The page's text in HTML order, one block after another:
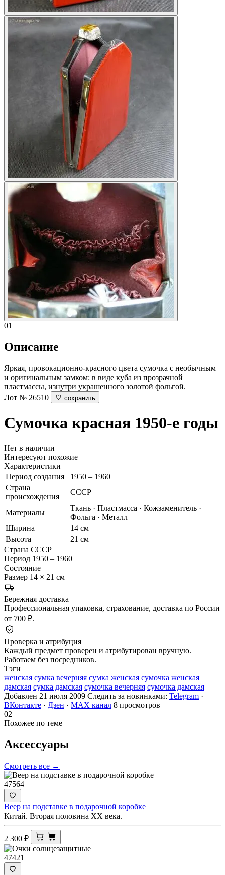
01
Описание
Яркая, провокационно-красного цвета сумочка с необычным
и оригинальным замком: в виде куба из прозрачной
пластмассы, изнутри украшенного золотой фольгой.
Лот № 26510
сохранить
Сумочка красная 1950-е годы
Нет в наличии
Интересуют похожие
Характеристики
Период создания
1950 – 1960
Страна
происхождения
СССР
Материалы
Ткань · Пластмасса · Кожзаменитель ·
Фольга · Металл
Ширина
14 см
Высота
21 см
Страна СССР
Период 1950 – 1960
Состояние —
Размер 14 × 21 см
Бережная доставка
Профессиональная упаковка, страхование, доставка по России
от 700 ₽.
Проверка и атрибуция
Каждый предмет проверен и атрибутирован вручную.
Работаем без посредников.
Тэги
женская сумка вечерняя сумка женская сумочка женская
дамская сумка дамская сумочка вечерняя сумочка дамская
Добавлен 21 июля 2009 Следить за новинками: Telegram ·
ВКонтакте · Дзен · MAX канал 8 просмотров
02
Похожее по теме
Аксессуары
Смотреть все →
47564
Веер на подставке в подарочной коробке
Китай. Вторая половина ХХ века.
2 300 ₽
47421